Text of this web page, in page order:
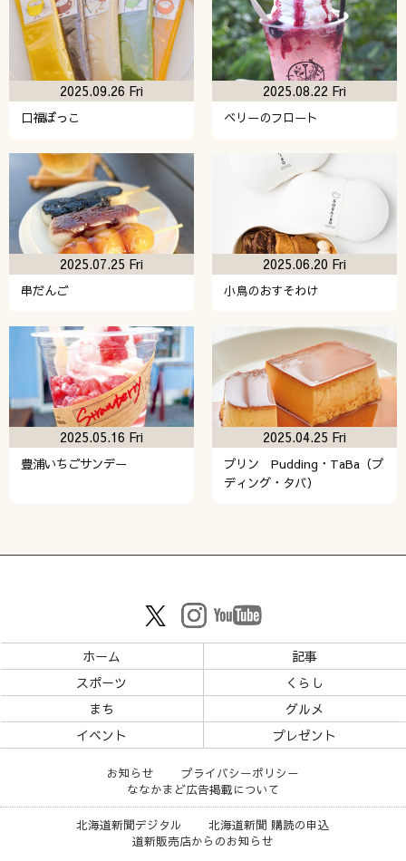
口福ぼっこ
2025.09.26 Fri
ベリーのフロート
2025.08.22 Fri
串だんご
2025.07.25 Fri
小鳥のおすそわけ
2025.06.20 Fri
豊浦いちごサンデー
2025.05.16 Fri
プリン Pudding・TaBa（プ
ディング・タバ）
2025.04.25 Fri
ホーム
記事
スポーツ
くらし
まち
グルメ
イベント
プレゼント
お知らせ
プライバシーポリシー
ななかまど広告掲載について
北海道新聞デジタル
北海道新聞 購読の申込
道新販売店からのお知らせ